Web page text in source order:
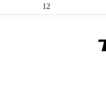
12